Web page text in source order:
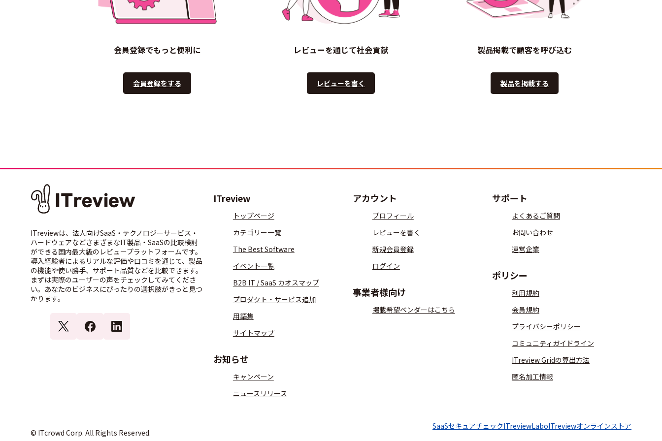
会員登録でもっと便利に
会員登録をする
レビューを通じて社会貢献
レビューを書く
製品掲載で顧客を呼び込む
製品を掲載する
ITreviewは、法人向けSaaS・テクノロジーサービス・
ハードウェアなどさまざまなIT製品・SaaSの比較検討
ができる国内最大級のレビュープラットフォームです。
導入経験者によるリアルな評価や口コミを通じて、製品
の機能や使い勝手、サポート品質などを比較できます。
まずは実際のユーザーの声をチェックしてみてくださ
い。あなたのビジネスにぴったりの選択肢がきっと見つ
かります。
ITreview
トップページ
カテゴリー一覧
The Best Software
イベント一覧
B2B IT / SaaS カオスマップ
プロダクト・サービス追加
用語集
サイトマップ
お知らせ
キャンペーン
ニュースリリース
アカウント
プロフィール
レビューを書く
新規会員登録
ログイン
事業者様向け
掲載希望ベンダーはこちら
サポート
よくあるご質問
お問い合わせ
運営企業
ポリシー
利用規約
会員規約
プライバシーポリシー
コミュニティガイドライン
ITreview Gridの算出方法
匿名加工情報
© ITcrowd Corp. All Rights Reserved.
SaaSセキュアチェックITreviewLaboITreviewオンラインストア